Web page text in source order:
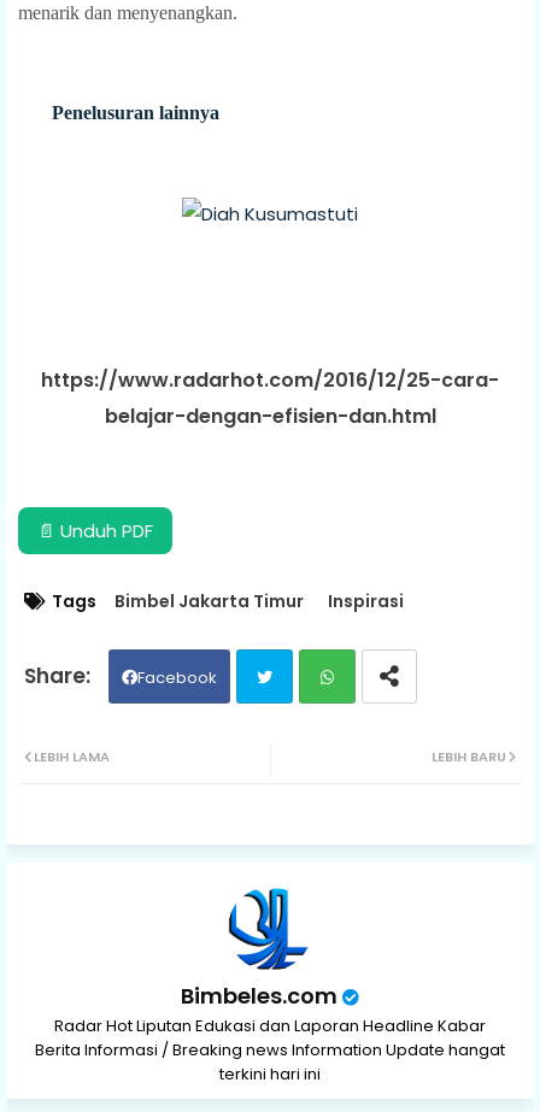
menarik dan menyenangkan.
Penelusuran lainnya
https://www.radarhot.com/2016/12/25-cara-
belajar-dengan-efisien-dan.html
📄 Unduh PDF
Tags Bimbel Jakarta Timur Inspirasi
Facebook
ap
LEBIH BARU
LEBIH LAMA
Bimbeles.com
Radar Hot Liputan Edukasi dan Laporan Headline Kabar
Berita Informasi / Breaking news Information Update hangat
terkini hari ini